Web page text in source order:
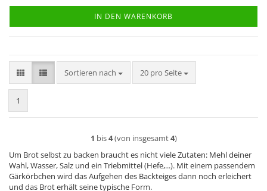
IN DEN WARENKORB
Sortieren nach
Sortieren nach 20 pro Seite
pro Seite
1
1 bis4(von insgesamt4)
Um Brot selbst zu backen braucht es nicht viele Zutaten: Mehl deiner
Wahl, Wasser, Salz und ein Triebmittel (Hefe,...). Mit einem passendem
Gärkörbchen wird das Aufgehen des Backteiges dann noch erleichert
und das Brot erhält seine typische Form.